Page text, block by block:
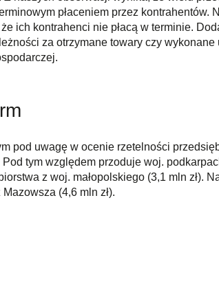
płaceniem przez
ich kontrahenci nie płacą w terminie.
za otrzymane towary czy
pod uwagę w ocenie rzetelności
tym względem przoduje woj.
z woj. małopolskiego (3,1 mln zł).
(4,6 mln zł).